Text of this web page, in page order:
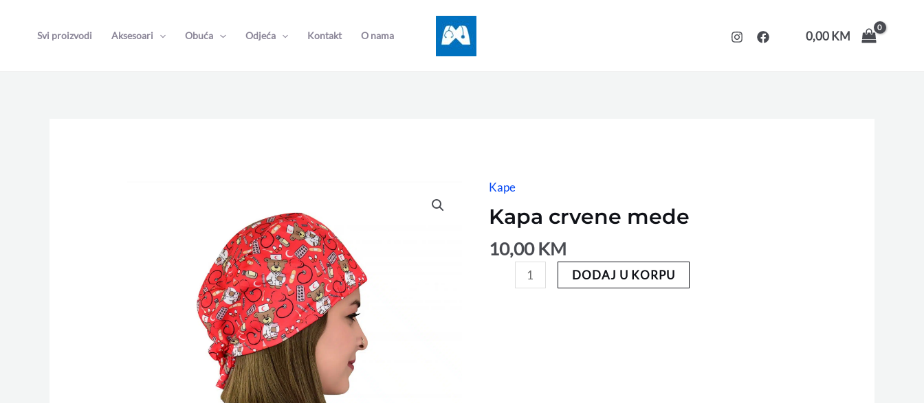
Svi proizvodi Aksesoari Obuća Odjeća Kontakt O nama 0,00KM
Kape
Kapa crvene mede
10,00 KM
Kapa
crvene
mede
količina
DODAJ U KORPU